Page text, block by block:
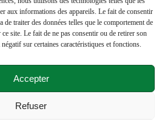
aux informations des appareils. Le fait de consentir
de traiter des données telles que le comportement de
site. Le fait de ne pas consentir ou de retirer son
sur certaines caractéristiques et fonctions.
Accepter
Refuser